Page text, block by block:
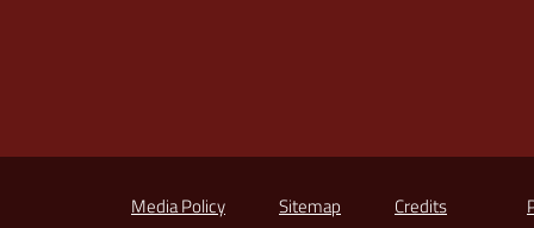
Media Policy Sitemap Credits